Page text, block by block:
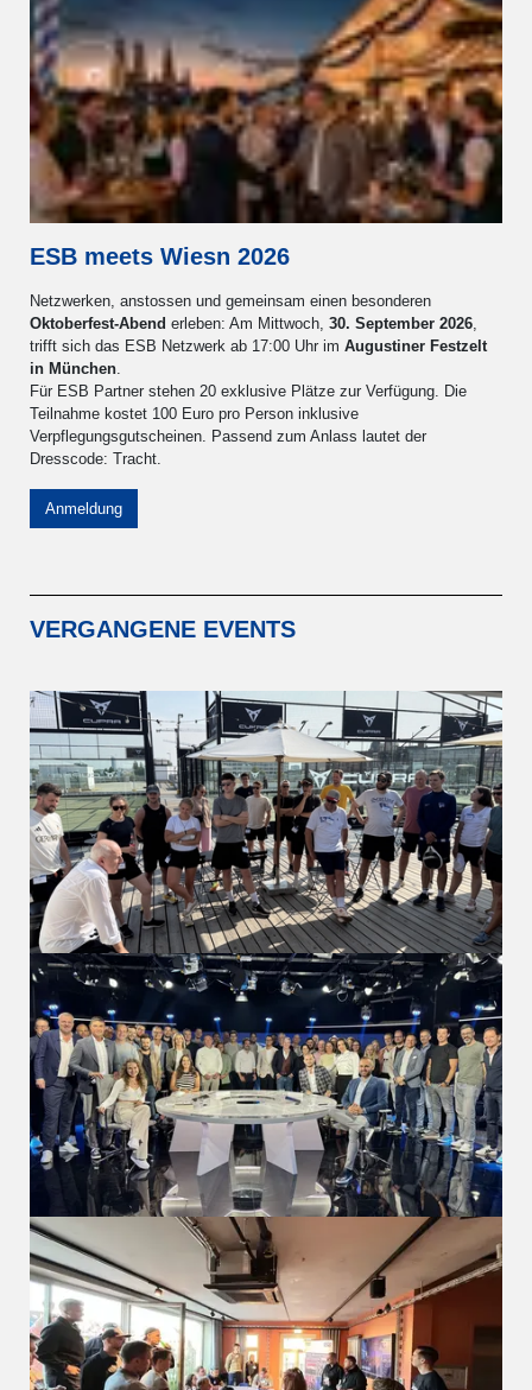
ESB meets Wiesn 2026
Netzwerken, anstossen und gemeinsam einen besonderen
Oktoberfest-Abend erleben: Am Mittwoch, 30. September 2026,
trifft sich das ESB Netzwerk ab 17:00 Uhr im Augustiner Festzelt
in München.
Für ESB Partner stehen 20 exklusive Plätze zur Verfügung. Die
Teilnahme kostet 100 Euro pro Person inklusive
Verpflegungsgutscheinen. Passend zum Anlass lautet der
Dresscode: Tracht.
Anmeldung
VERGANGENE EVENTS